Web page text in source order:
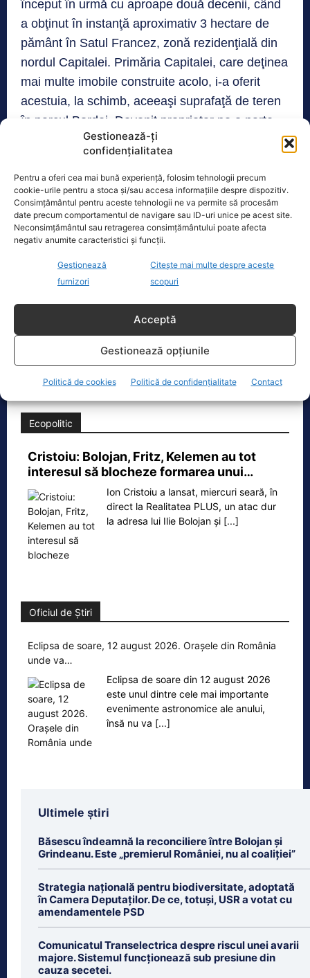
Gestionează-ți
confidențialitatea
Pentru a oferi cea mai bună experiență, folosim tehnologii precum
cookie-urile pentru a stoca și/sau accesa informațiile despre dispozitiv.
Consimțământul pentru aceste tehnologii ne va permite să procesăm
date precum comportamentul de navigare sau ID-uri unice pe acest site.
Neconsimțământul sau retragerea consimțământului poate afecta
negativ anumite caracteristici și funcții.
Gestionează
furnizori
Citește mai multe despre aceste
scopuri
Acceptă
Gestionează opțiunile
Politică de cookies Politică de confidențialitate Contact
început în urmă cu aproape două decenii, când
a obţinut în instanţă aproximativ 3 hectare de
pământ în Satul Francez, zonă rezidenţială din
nordul Capitalei. Primăria Capitalei, care deţinea
mai multe imobile construite acolo, i-a oferit
acestuia, la schimb, aceeaşi suprafaţă de teren
în parcul Bordei. Devenit proprietar pe o parte
din parc, afaceristul voia să dezvolte acolo un
proiect imobiliar.
TAGS COSTICĂ CONSTANDA GABRIELA FIREA
PRIMĂRIA CAPITALEI
Realitatea
Dronă doborâtă de un avion F‑16 în zona
O dronă a fost doborâtă vineri dimineață de un avion
F‑16 al Forțelor Aeriene Române, în zona Padina, în
județul[...]
Ecopolitic
Cristoiu: Bolojan, Fritz, Kelemen au tot
interesul să blocheze formarea unui…
Ion Cristoiu a lansat, miercuri seară, în
direct la Realitatea PLUS, un atac dur
la adresa lui Ilie Bolojan și [...]
Oficiul de Știri
Eclipsa de soare, 12 august 2026. Orașele din România
unde va…
Eclipsa de soare din 12 august 2026
este unul dintre cele mai importante
evenimente astronomice ale anului,
însă nu va [...]
Ultimele știri
Băsescu îndeamnă la reconciliere între Bolojan și
Grindeanu. Este „premierul României, nu al coaliției”
Strategia națională pentru biodiversitate, adoptată
în Camera Deputaților. De ce, totuși, USR a votat cu
amendamentele PSD
Comunicatul Transelectrica despre riscul unei avarii
majore. Sistemul funcționează sub presiune din
cauza secetei.